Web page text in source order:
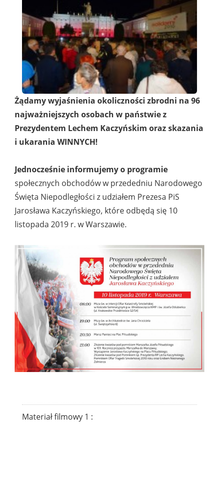
Żądamy wyjaśnienia okoliczności zbrodni na 96
najważniejszych osobach w państwie z
Prezydentem Lechem Kaczyńskim oraz skazania
i ukarania WINNYCH!
Jednocześnie informujemy o programie
społecznych obchodów w przededniu Narodowego
Święta Niepodległości z udziałem Prezesa PiS
Jarosława Kaczyńskiego, które odbędą się 10
listopada 2019 r. w Warszawie.
Materiał filmowy 1 :